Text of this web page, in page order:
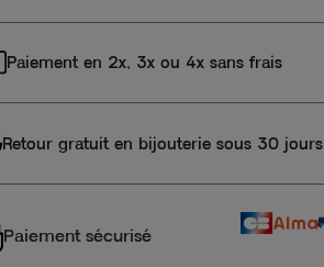
Paiement en 2x, 3x ou 4x sans frais
Retour gratuit en bijouterie sous 30 jours
Paiement sécurisé